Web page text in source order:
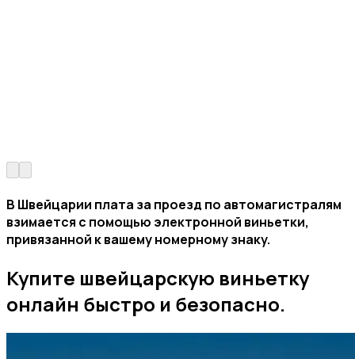
В Швейцарии плата за проезд по автомагистралям
взимается с помощью электронной виньетки,
привязанной к вашему номерному знаку.
Купите швейцарскую виньетку
онлайн быстро и безопасно.